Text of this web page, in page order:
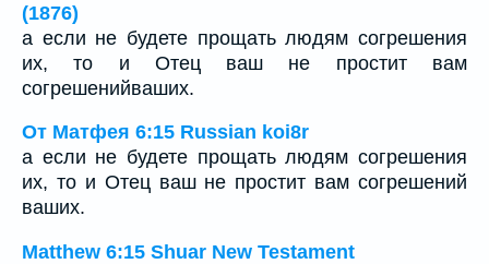
(1876)
а если не будете прощать людям согрешения
их, то и Отец ваш не простит вам
согрешенийваших.
От Матфея 6:15 Russian koi8r
а если не будете прощать людям согрешения
их, то и Отец ваш не простит вам согрешений
ваших.
Matthew 6:15 Shuar New Testament